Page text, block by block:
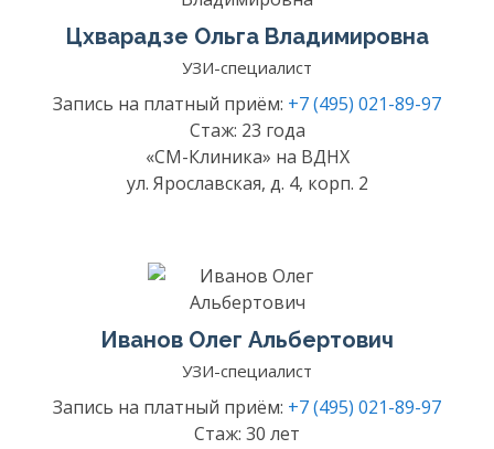
Цхварадзе Ольга Владимировна
УЗИ-специалист
Запись на платный приём: +7 (495) 021-89-97
Стаж: 23 года
«СМ-Клиника» на ВДНХ
ул. Ярославская, д. 4, корп. 2
Иванов Олег Альбертович
УЗИ-специалист
Запись на платный приём: +7 (495) 021-89-97
Стаж: 30 лет